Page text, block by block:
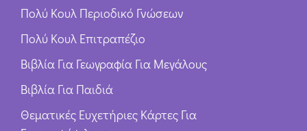
Πολύ Κουλ Περιοδικό Γνώσεων
Πολύ Κουλ Επιτραπέζιο
Βιβλία Για Γεωγραφία Για Μεγάλους
Βιβλία Για Παιδιά
Θεματικές Ευχετήριες Κάρτες Για